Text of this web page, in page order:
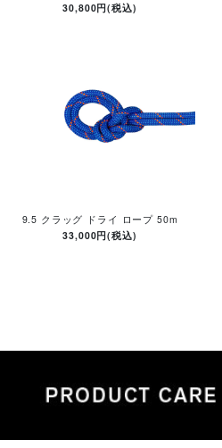
30,800円(税込)
9.5 クラッグ ドライ ロープ 50m
33,000円(税込)